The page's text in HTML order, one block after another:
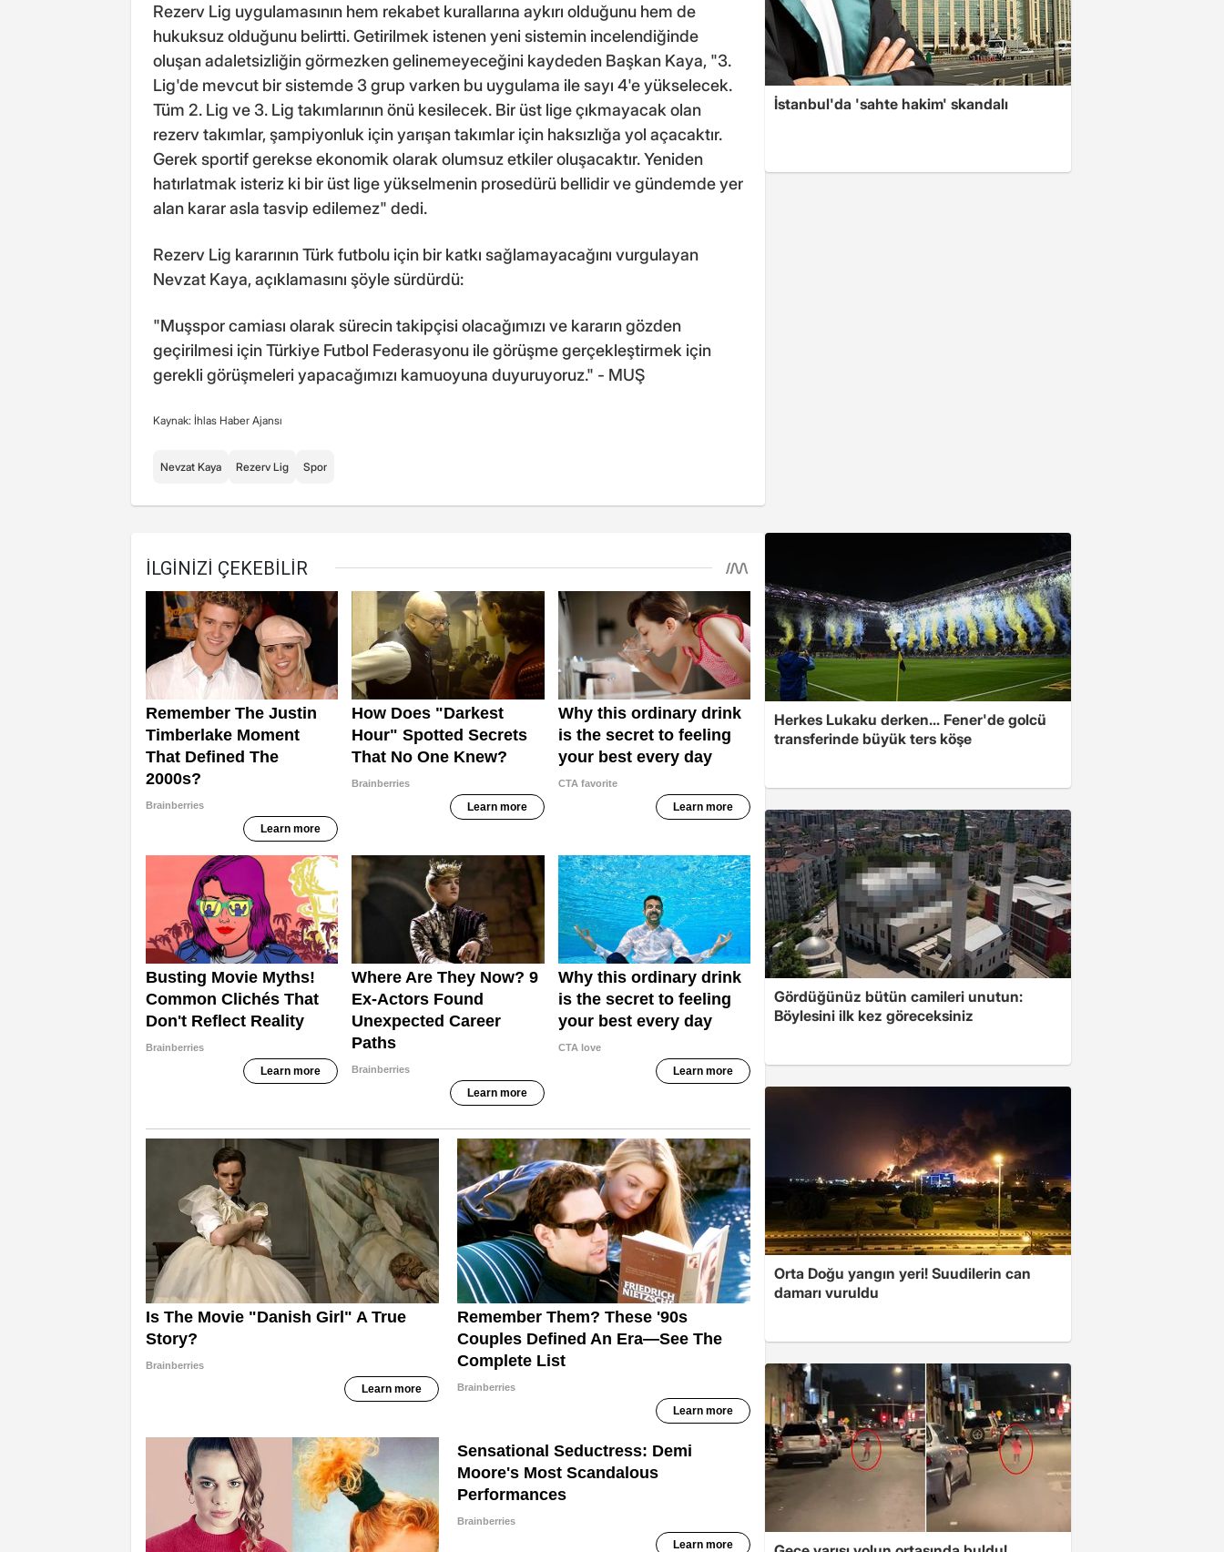
Rezerv Lig uygulamasının hem rekabet kurallarına aykırı olduğunu hem de
hukuksuz olduğunu belirtti. Getirilmek istenen yeni sistemin incelendiğinde
oluşan adaletsizliğin görmezken gelinemeyeceğini kaydeden Başkan Kaya, "3.
Lig'de mevcut bir sistemde 3 grup varken bu uygulama ile sayı 4'e yükselecek.
Tüm 2. Lig ve 3. Lig takımlarının önü kesilecek. Bir üst lige çıkmayacak olan
rezerv takımlar, şampiyonluk için yarışan takımlar için haksızlığa yol açacaktır.
Gerek sportif gerekse ekonomik olarak olumsuz etkiler oluşacaktır. Yeniden
hatırlatmak isteriz ki bir üst lige yükselmenin prosedürü bellidir ve gündemde yer
alan karar asla tasvip edilemez" dedi.
Rezerv Lig kararının Türk futbolu için bir katkı sağlamayacağını vurgulayan
Nevzat Kaya, açıklamasını şöyle sürdürdü:
"Muşspor camiası olarak sürecin takipçisi olacağımızı ve kararın gözden
geçirilmesi için Türkiye Futbol Federasyonu ile görüşme gerçekleştirmek için
gerekli görüşmeleri yapacağımızı kamuoyuna duyuruyoruz." - MUŞ
Kaynak: İhlas Haber Ajansı
Nevzat Kaya Rezerv Lig Spor
İstanbul'da 'sahte hakim' skandalı
Herkes Lukaku derken... Fener'de golcü
transferinde büyük ters köşe
Gördüğünüz bütün camileri unutun:
Böylesini ilk kez göreceksiniz
Orta Doğu yangın yeri! Suudilerin can
damarı vuruldu